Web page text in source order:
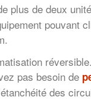
plus de deux
pas besoin de
des